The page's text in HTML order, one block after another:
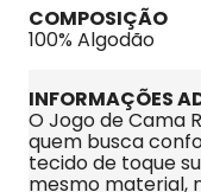
COMPOSIÇÃO
100% Algodão
INFORMAÇÕES
O Jogo de Cama
quem busca
tecido de toque
mesmo material,